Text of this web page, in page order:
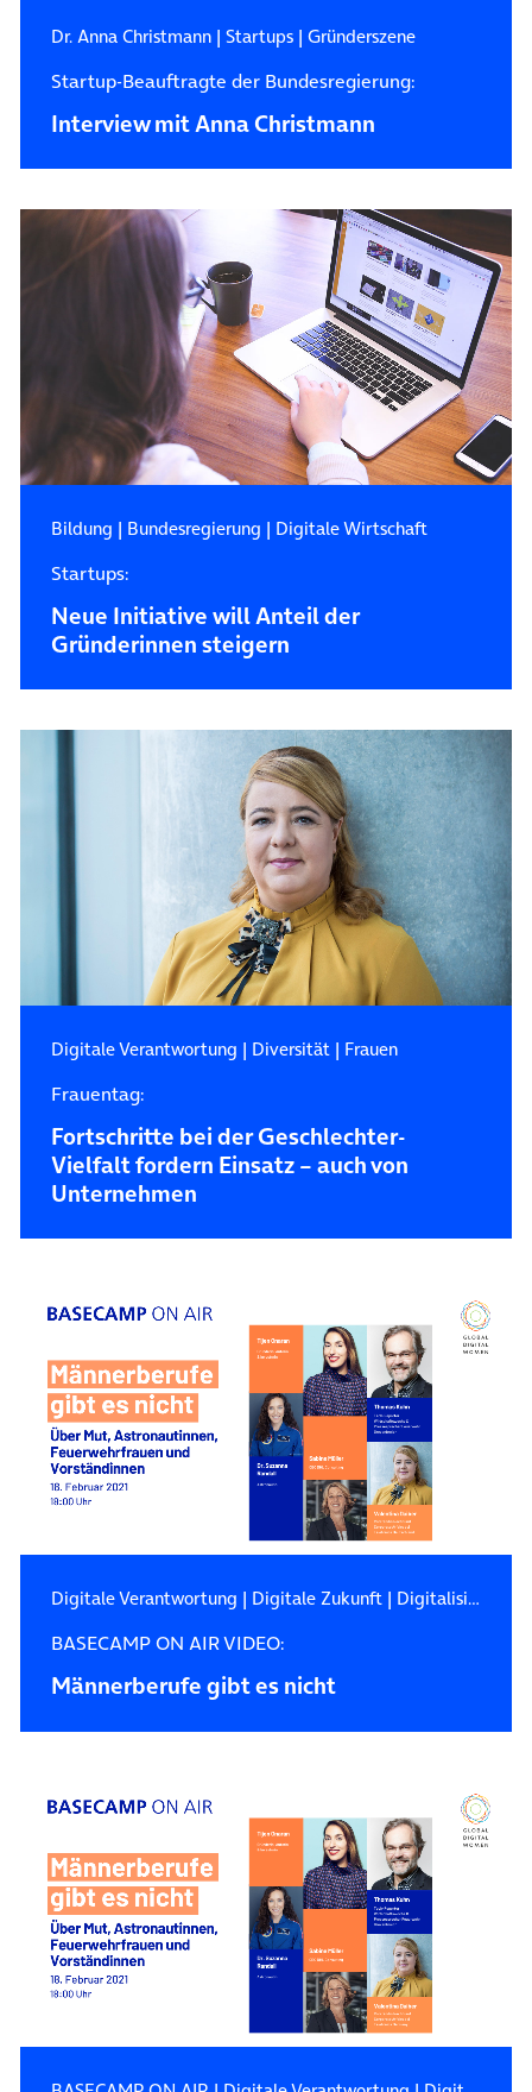
Dr. Anna Christmann| Startups| Gründerszene
Startup-Beauftragte der Bundesregierung:
Interview mit Anna Christmann
Bildung | Bundesregierung | Digitale Wirtschaft
Startups:
Neue Initiative will Anteil der
Gründerinnen steigern
Digitale Verantwortung | Diversität| Frauen
Frauentag:
Fortschritte bei der Geschlechter-
Vielfalt fordern Einsatz – auch von
Unternehmen
Digitale Verantwortung | Digitale Zukunft| Digitalisierung
BASECAMP ON AIR VIDEO:
Männerberufe gibt es nicht